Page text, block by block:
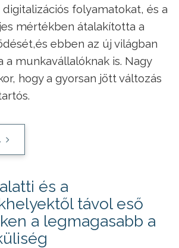
folyamatokat, és a
mértékben átalakította a
ebben az új világban
a munkavállalóknak is. Nagy
hogy a gyorsan jött változás
és a
távol eső
a legmagasabb a